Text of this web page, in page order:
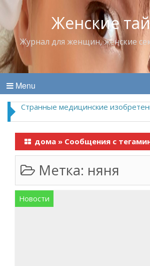
Женские
Журнал для женщин, женские
Menu
Странные медицинские
дома » Сообщения с
Метка: няня
Новости